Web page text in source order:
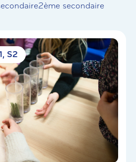
2ème secondaire
S2